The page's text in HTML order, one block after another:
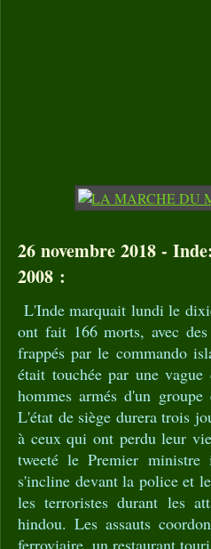
26 novembre 2018 -
2008 :
L'Inde marquait lundi le
ont fait 166 morts, avec
frappés par le commando
était touchée par une
hommes armés d'un
L'état de siège durera trois
à ceux qui ont perdu leur
tweeté le Premier ministre
s'incline devant la police et
les terroristes durant les
hindou. Les assauts
ferroviaire, un restaurant